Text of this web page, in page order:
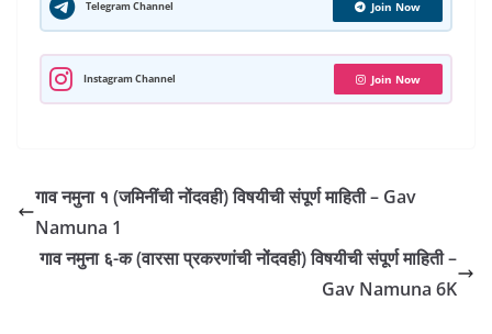
A
p
p
o
o
k
r
a
m
r I e
t
e Telegram Channel Join Now
Instagram Channel Join Now
गाव नमुना १ (जमिनींची नोंदवही) विषयीची संपूर्ण माहिती – Gav
Namuna 1
गाव नमुना ६-क (वारसा प्रकरणांची नोंदवही) विषयीची संपूर्ण माहिती –
Gav Namuna 6K